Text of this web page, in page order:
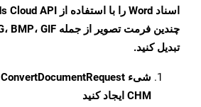
تبدیل کنید.
شیء ConvertDocumentRequest
CHM ایجاد کنید